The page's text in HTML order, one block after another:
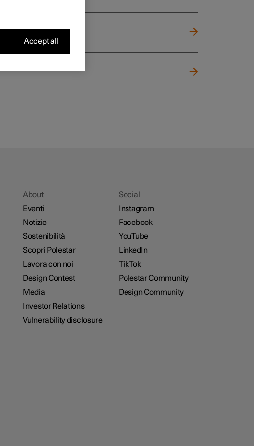
About
Eventi
Notizie
Sostenibilità
Scopri Polestar
Lavora con noi
Design Contest
Media
Investor Relations
Vulnerability disclosure
Social
Instagram
Facebook
YouTube
LinkedIn
TikTok
Polestar Community
Design Community
Accept all